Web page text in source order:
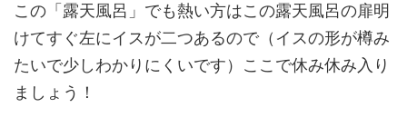
この「露天風呂」でも熱い方はこの露天風呂の扉明
けてすぐ左にイスが二つあるので（イスの形が樽み
たいで少しわかりにくいです）ここで休み休み入り
ましょう！